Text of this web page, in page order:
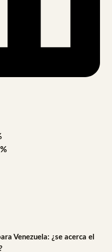
Venezuela: ¿se acerca el